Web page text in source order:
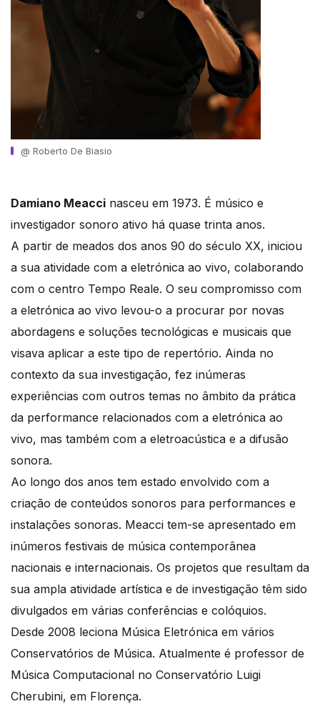
@ Roberto De Biasio
Damiano Meacci nasceu em 1973. É músico e
investigador sonoro ativo há quase trinta anos.
A partir de meados dos anos 90 do século XX, iniciou
a sua atividade com a eletrónica ao vivo, colaborando
com o centro Tempo Reale. O seu compromisso com
a eletrónica ao vivo levou-o a procurar por novas
abordagens e soluções tecnológicas e musicais que
visava aplicar a este tipo de repertório. Ainda no
contexto da sua investigação, fez inúmeras
experiências com outros temas no âmbito da prática
da performance relacionados com a eletrónica ao
vivo, mas também com a eletroacústica e a difusão
sonora.
Ao longo dos anos tem estado envolvido com a
criação de conteúdos sonoros para performances e
instalações sonoras. Meacci tem-se apresentado em
inúmeros festivais de música contemporânea
nacionais e internacionais. Os projetos que resultam da
sua ampla atividade artística e de investigação têm sido
divulgados em várias conferências e colóquios.
Desde 2008 leciona Música Eletrónica em vários
Conservatórios de Música. Atualmente é professor de
Música Computacional no Conservatório Luigi
Cherubini, em Florença.